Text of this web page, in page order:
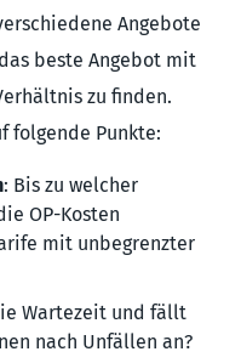
Angebote
beste Angebot mit
zu finden.
folgende Punkte:
: Bis zu welcher
OP-Kosten
mit unbegrenzter
Wartezeit und fällt
nach Unfällen an?